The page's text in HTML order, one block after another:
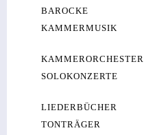
BAROCKE
KAMMERMUSIK
KAMMERORCHESTER
SOLOKONZERTE
LIEDERBÜCHER
TONTRÄGER